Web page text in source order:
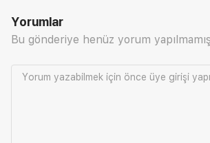
Yorumlar
Bu gönderiye henüz yorum
Yorum yazabilmek için önce üye girişi